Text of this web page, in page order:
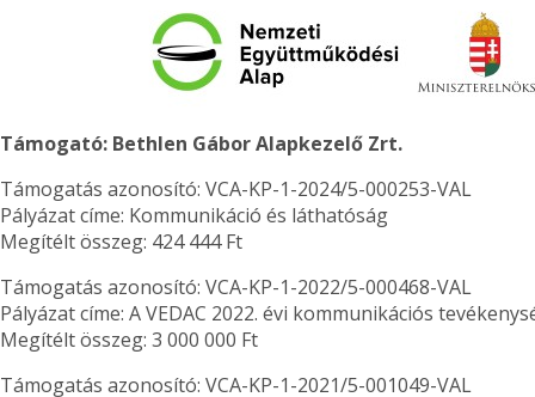
Támogató: Bethlen Gábor Alapkezelő Zrt.
Támogatás azonosító: VCA-KP-1-2024/5-000253-VAL
Pályázat címe: Kommunikáció és láthatóság
Megítélt összeg: 424 444 Ft
Támogatás azonosító: VCA-KP-1-2022/5-000468-VAL
Pályázat címe: A VEDAC 2022. évi kommunikációs
Megítélt összeg: 3 000 000 Ft
Támogatás azonosító: VCA-KP-1-2021/5-001049-VAL